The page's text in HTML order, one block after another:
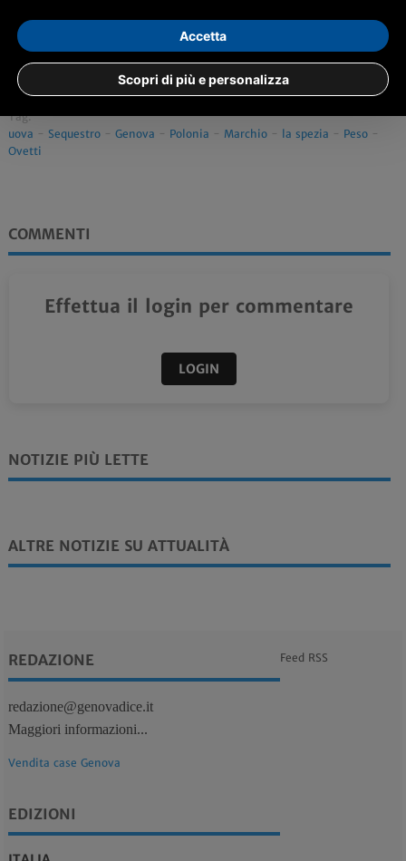
Condividi
ascolta la notizia
Tag:
uova - Sequestro- Genova - Polonia - Marchio- la spezia - Peso-
Ovetti
COMMENTI
Effettua il login per commentare
LOGIN
NOTIZIE PIÙ LETTE
ALTRE NOTIZIE SU ATTUALITÀ
REDAZIONE
redazione@genovadice.it
Maggiori informazioni...
Vendita case Genova
EDIZIONI
Feed RSS
Scopri di più e personalizza
Accetta